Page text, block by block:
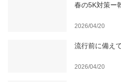
春の5K対策ー
2026/04/20
流行前に備え
2026/04/20